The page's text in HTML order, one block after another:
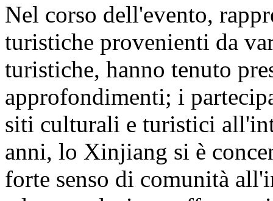
Nel corso dell'evento,
turistiche provenienti da
turistiche, hanno tenuto
approfondimenti; i
siti culturali e turistici
anni, lo Xinjiang si è
forte senso di comunità